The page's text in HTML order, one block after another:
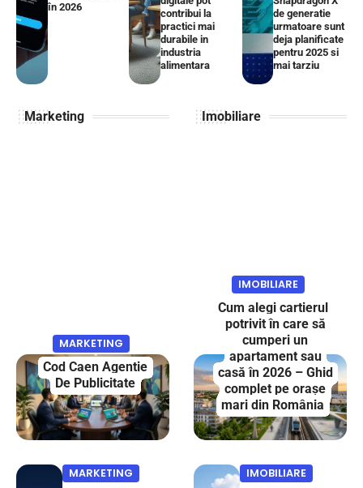
în 2026
contribui la
practici mai
durabile in
industria
alimentara
de generatie
urmatoare sunt
deja planificate
pentru 2025 si
mai tarziu
Marketing
MARKETING
Cod Caen Agentie
De Publicitate
MARKETING
Imobiliare
IMOBILIARE
Cum alegi cartierul
potrivit în care să
cumperi un
apartament sau
casă în 2026 – Ghid
complet pe orașe
mari din România
IMOBILIARE